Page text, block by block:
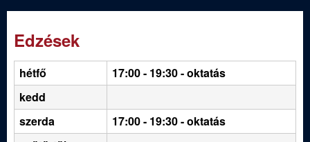
Edzések
hétfő 17:00 - 19:30- oktatás
kedd
szerda
17:00 - 19:30 - oktatás